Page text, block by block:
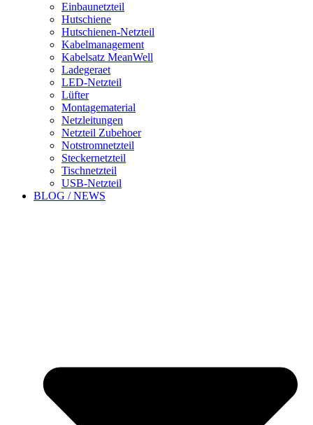
Einbaunetzteil
Hutschiene
Hutschienen-Netzteil
Kabelmanagement
Kabelsatz MeanWell
Ladegeraet
LED-Netzteil
Lüfter
Montagematerial
Netzleitungen
Netzteil Zubehoer
Notstromnetzteil
Steckernetzteil
Tischnetzteil
USB-Netzteil
BLOG / NEWS